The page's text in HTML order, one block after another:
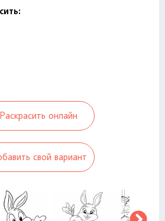
Раскрасить онлайн
свой вариант